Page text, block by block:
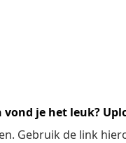
je het leuk?
Gebruik de link